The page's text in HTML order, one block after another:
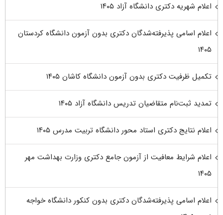
اعلام شهریه دکتری دانشگاه آزاد ۱۴۰۵
اعلام اسامی پذیرفته‌شدگان دکتری بدون آزمون دانشگاه کردستان
۱۴۰۵
تکمیل ظرفیت دکتری بدون آزمون دانشگاه کاشان ۱۴۰۵
تمدید ثبت‌نام متقاضیان تدریس دانشگاه آزاد ۱۴۰۵
اعلام نتایج دکتری استاد محور دانشگاه تربیت مدرس ۱۴۰۵
اعلام شرایط معافیت از آزمون جامع دکتری وزارت بهداشت مهر
۱۴۰۵
اعلام اسامی پذیرفته‌شدگان دکتری بدون کنکور دانشگاه خواجه